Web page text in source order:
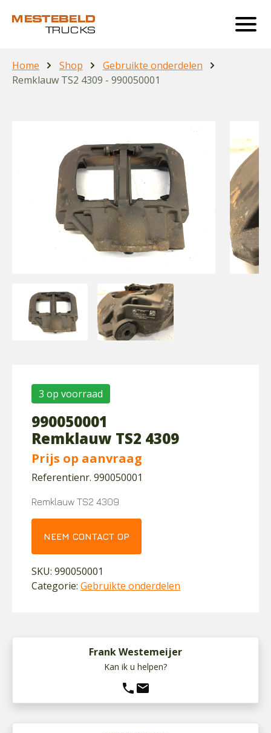
Home Shop
Gebruikte onderdelen
Remklauw TS2 4309 - 990050001
3 op voorraad
990050001
Remklauw TS2 4309
Prijs op aanvraag
Referentienr. 990050001
Remklauw TS2 4309
NEEM CONTACT OP
SKU: 990050001
Categorie: Gebruikte onderdelen
Frank Westemeijer
Kan ik u helpen?
phone mail